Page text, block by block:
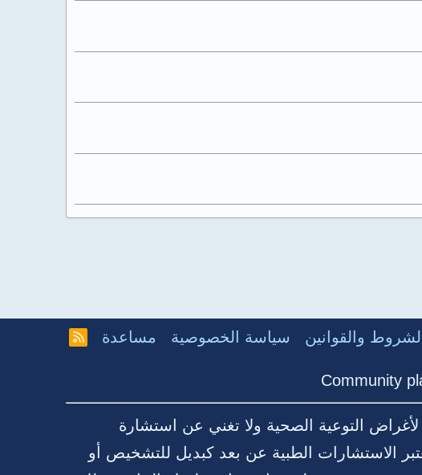
الشروط والقوانين سياسة الخصوصية مساعدة
Community
التوعية الصحية ولا تغني عن استشارة
الاستشارات الطبية عن بعد كبديل للتشخيص أو